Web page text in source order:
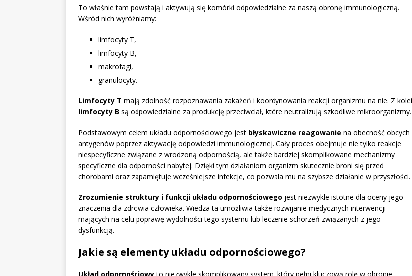
To właśnie tam powstają i aktywują się komórki odpowiedzialne za naszą obronę immunologiczną.
Wśród nich wyróżniamy:
limfocyty T,
limfocyty B,
makrofagi,
granulocyty.
Limfocyty T mają zdolność rozpoznawania zakażeń i koordynowania reakcji organizmu na nie. Z kolei
limfocyty B są odpowiedzialne za produkcję przeciwciał, które neutralizują szkodliwe mikroorganizmy.
Podstawowym celem układu odpornościowego jest błyskawiczne reagowanie na obecność obcych
antygenów poprzez aktywację odpowiedzi immunologicznej. Cały proces obejmuje nie tylko reakcje
niespecyficzne związane z wrodzoną odpornością, ale także bardziej skomplikowane mechanizmy
specyficzne dla odporności nabytej. Dzięki tym działaniom organizm skutecznie broni się przed
chorobami oraz zapamiętuje wcześniejsze infekcje, co pozwala mu na szybsze działanie w przyszłości.
Zrozumienie struktury i funkcji układu odpornościowego jest niezwykle istotne dla oceny jego
znaczenia dla zdrowia człowieka. Wiedza ta umożliwia także rozwijanie medycznych interwencji
mających na celu poprawę wydolności tego systemu lub leczenie schorzeń związanych z jego
dysfunkcją.
Jakie są elementy układu odpornościowego?
Układ odpornościowyto niezwykle skomplikowany system, który pełni kluczową rolę w obronie